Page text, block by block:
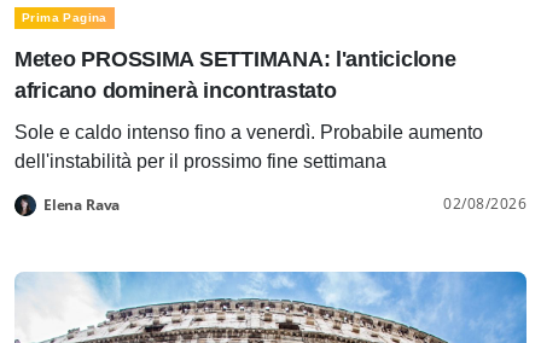
Prima Pagina
Meteo PROSSIMA SETTIMANA: l'anticiclone
africano dominerà incontrastato
Sole e caldo intenso fino a venerdì. Probabile aumento
dell'instabilità per il prossimo fine settimana
Elena Rava 02/08/2026